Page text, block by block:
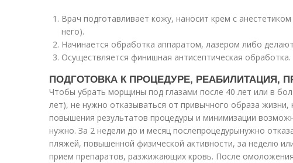
Врач подготавливает кожу, наносит крем с
него).
Начинается обработка аппаратом, лазером либо
Осуществляется финишная антисептическая обработка.
ПОДГОТОВКА К ПРОЦЕДУРЕ, РЕАБИЛИТАЦИЯ,
Чтобы убрать морщины под глазами после 40 лет или в
лет), не нужно отказываться от привычного образа
повышения результатов процедуры и минимизации
нужно. За 2 недели до и месяц послепроцедурынужно
пляжей, повышенной физической активности, за неделю
прием препаратов, разжижающих кровь. После